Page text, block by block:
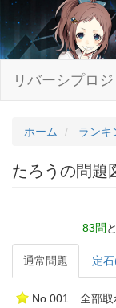
リバーシプロ
ホーム ランキ
たろうの問題
83問
通常問題 定
No.001 全部取